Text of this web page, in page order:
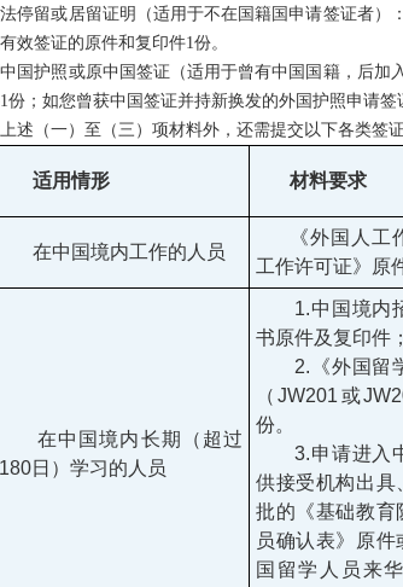
法停留或居留证明（适用于不在国籍国申请签证者
效签证的原件和复印件1份。
中国护照或原中国签证（适用于曾有中国国籍，后
份；如您曾获中国签证并持新换发的外国护照申请
上述（一）至（三）项材料外，还需提交以下各类签
适用情形 材料要求
在中国境内工作的人员
《外国人工
工作许可证》原
在中国境内长期（超过
180日）学习的人员
1.中国境内
书原件及复印件；
2.《外国留
（JW201或
份。
3.申请进入
供接受机构出具
批的《基础教育
员确认表》原
国留学人员来